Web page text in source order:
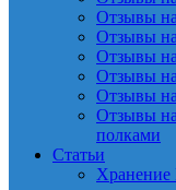
Отзывы
Отзывы
Отзывы
Отзывы
Отзывы на
Отзывы
полками
Статьи
Хранение